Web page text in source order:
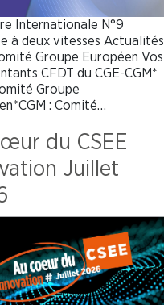
Internationale N°9
à deux vitesses Actualités
Groupe Européen Vos
CFDT du CGE-CGM*
Groupe
: Comité…
du CSEE
Juillet